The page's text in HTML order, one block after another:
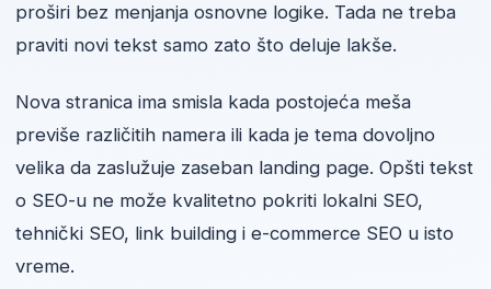
proširi bez menjanja osnovne logike. Tada ne treba
praviti novi tekst samo zato što deluje lakše.
Nova stranica ima smisla kada postojeća meša
previše različitih namera ili kada je tema dovoljno
velika da zaslužuje zaseban landing page. Opšti tekst
o SEO-u ne može kvalitetno pokriti lokalni SEO,
tehnički SEO, link building i e-commerce SEO u isto
vreme.